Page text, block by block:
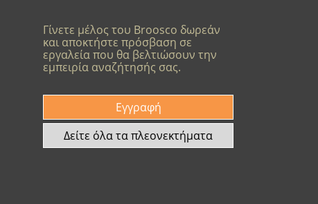
Γίνετε μέλος του Broosco δωρεάν
και αποκτήστε πρόσβαση σε
εργαλεία που θα βελτιώσουν την
εμπειρία αναζήτησής σας.
Εγγραφή
Δείτε όλα τα πλεονεκτήματα